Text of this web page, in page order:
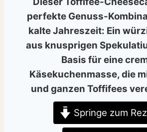
perfekte Genuss-
kalte Jahreszeit: Ein
aus knusprigen
Basis für eine
Käsekuchenmasse, die
und ganzen Toffifees
Springe zum